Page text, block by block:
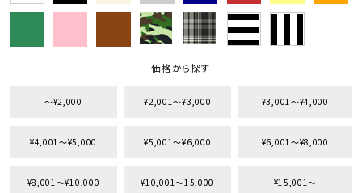
価格から探す
〜¥2,000 ¥2,001〜¥3,000 ¥3,001〜¥4,000
¥4,001〜¥5,000 ¥5,001〜¥6,000 ¥6,001〜¥8,000
¥8,001〜¥10,000 ¥10,001〜15,000 ¥15,001〜